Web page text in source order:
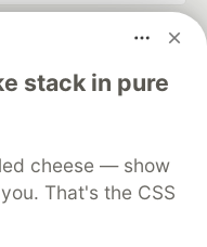
stack in pure
cheese — show
That's the CSS
software career
Videos
DEV Shop
MLH
Terms of Use
that powers